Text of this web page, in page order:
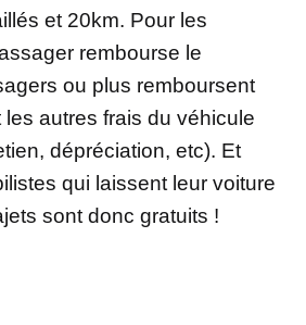
et 20km. Pour les
rembourse le
ou plus remboursent
autres frais du véhicule
dépréciation, etc). Et
qui laissent leur voiture
sont donc gratuits !